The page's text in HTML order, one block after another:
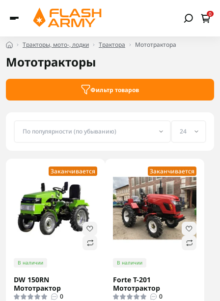
0
Тракторы, мото-, лодки Трактора Мототрактора
Мототракторы
Фильтр товаров
Заканчивается
В наличии
DW 150RN
Мототрактор
0
Заканчивается
В наличии
Forte T-201
Мототрактор
0